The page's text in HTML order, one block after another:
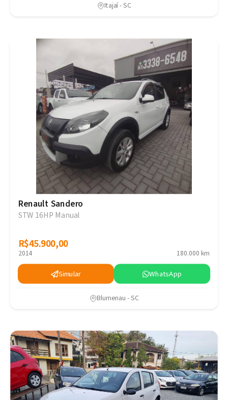
Itajaí - SC
Renault Sandero
STW 16HP Manual
R$45.900,00
R$45.900,00
2014 180.000 km
Simular WhatsApp
Blumenau - SC